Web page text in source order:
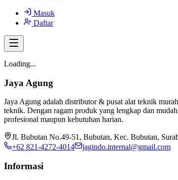
Masuk
Daftar
Loading...
Jaya Agung
Jaya Agung adalah distributor & pusat alat teknik
teknik. Dengan ragam produk yang lengkap dan
profesional maupun kebutuhan harian.
Jl. Bubutan No.49-51, Bubutan, Kec. Bubutan,
+62 821-4272-4014
jagindo.internal@gmail.com
Informasi